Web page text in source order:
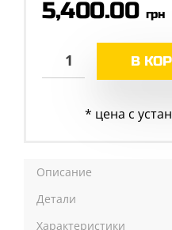
5,400.00 грн
В
* цена с
Описание
Детали
Характеристики